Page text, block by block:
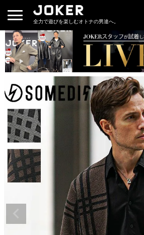
全力で遊びを楽しむオトナの男達へ。